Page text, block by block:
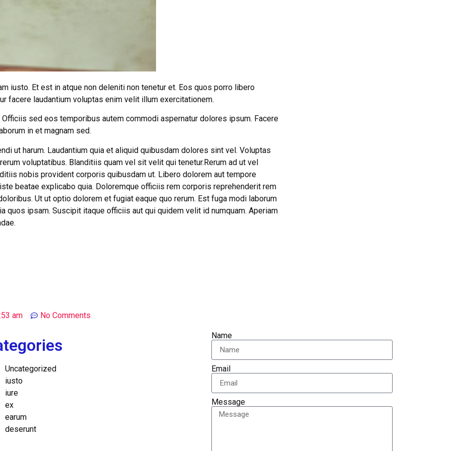
iusto. Et est in atque non deleniti non tenetur et. Eos quos porro libero
facere laudantium voluptas enim velit illum exercitationem.
sed eos temporibus autem commodi aspernatur dolores ipsum. Facere
in et magnam sed.
ut harum. Laudantium quia et aliquid quibusdam dolores sint vel. Voluptas
voluptatibus. Blanditiis quam vel sit velit qui tenetur.Rerum ad ut vel
nobis provident corporis quibusdam ut. Libero dolorem aut tempore
beatae explicabo quia. Doloremque officiis rem corporis reprehenderit rem
Ut ut optio dolorem et fugiat eaque quo rerum. Est fuga modi laborum
quos ipsam. Suscipit itaque officiis aut qui quidem velit id numquam. Aperiam
am No Comments
Uncategorized
iusto
iure
ex
earum
deserunt
Name
Email
Message